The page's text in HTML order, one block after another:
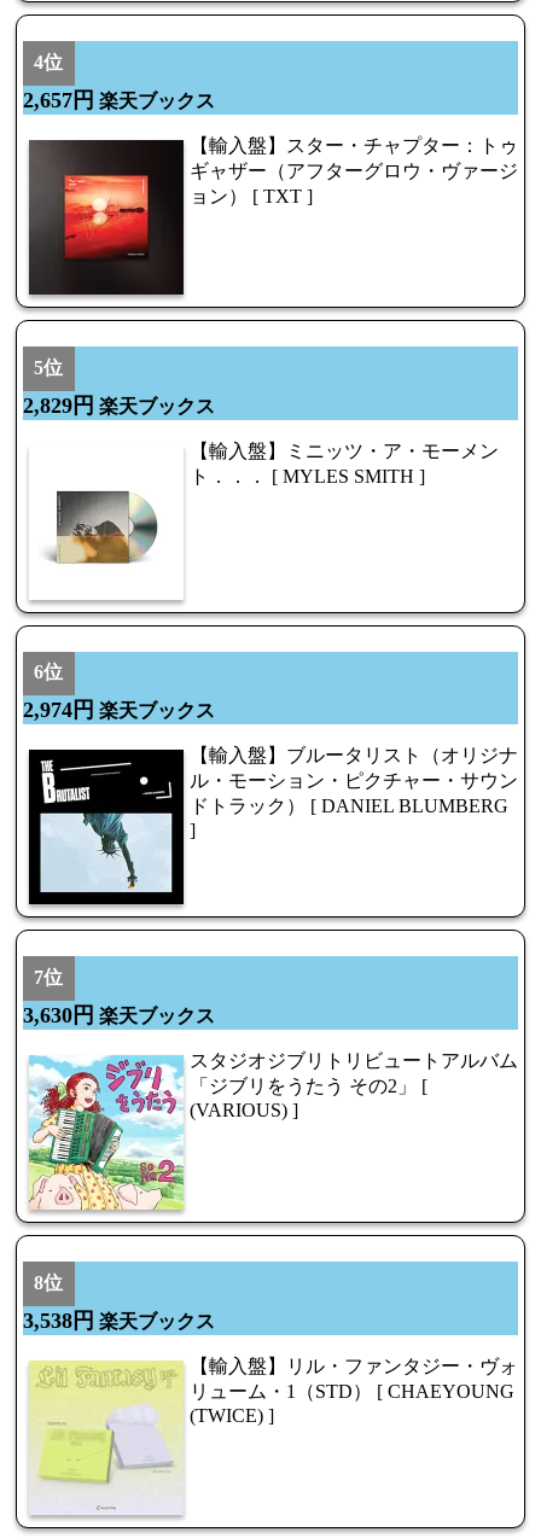
4位
2,657円 楽天ブックス
【輸入盤】スター・チャプター：トゥ
ギャザー（アフターグロウ・ヴァージ
ョン） [ TXT ]
5位
2,829円 楽天ブックス
【輸入盤】ミニッツ・ア・モーメン
ト．．． [ MYLES SMITH ]
6位
2,974円 楽天ブックス
【輸入盤】ブルータリスト（オリジナ
ル・モーション・ピクチャー・サウン
ドトラック） [ DANIEL BLUMBERG
]
7位
3,630円 楽天ブックス
スタジオジブリトリビュートアルバム
「ジブリをうたう その2」 [
(VARIOUS) ]
8位
3,538円 楽天ブックス
【輸入盤】リル・ファンタジー・ヴォ
リューム・1（STD） [ CHAEYOUNG
(TWICE) ]